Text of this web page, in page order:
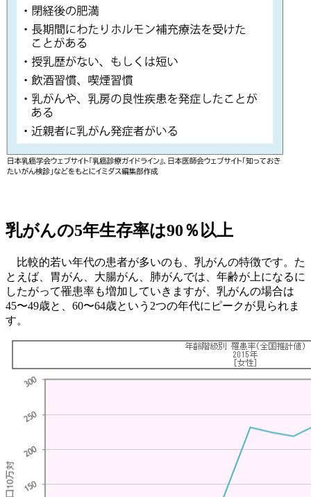
乳がんの5年生存率は90％以上
比較的若い年代の患者が多いのも、乳がんの特徴です。た
とえば、胃がん、大腸がん、肺がんでは、年齢が上になるに
したがって罹患率も増加していきますが、乳がんの場合は
45〜49歳と、60〜64歳という2つの年代にピークが見られま
す。